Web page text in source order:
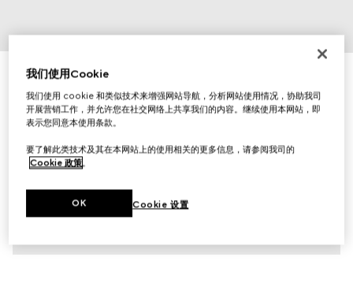
Gucci Blondie系列宽版腰带
€ 450
我们使用Cookie
我们使用 cookie 和类似技术来增强网站导航，分析网站使用情况，协助我司
开展营销工作，并允许您在社交网络上共享我们的内容。继续使用本网站，即
表示您同意本使用条款。
要了解此类技术及其在本网站上的使用相关的更多信息，请参阅我司的
Cookie 政策。
Cookie 设置
OK